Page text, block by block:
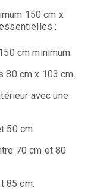
150 cm x
:
cm minimum.
80 cm x 103 cm.
avec une
50 cm.
70 cm et 80
85 cm.